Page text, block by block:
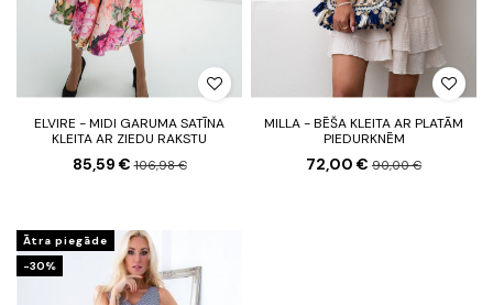
ELVIRE - MIDI GARUMA SATĪNA
KLEITA AR ZIEDU RAKSTU
85,59 €106,98 €
MILLA - BĒŠA KLEITA AR PLATĀM
PIEDURKNĒM
72,00 € 90,00 €
Ātra piegāde
-30%